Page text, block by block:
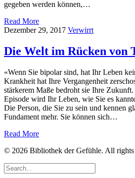
gegeben werden können,…
Read More
Dezember 29, 2017 Verwirrt
Die Welt im Rücken von
«Wenn Sie bipolar sind, hat Ihr Leben
Krankheit hat Ihre Vergangenheit
stärkerem Maße bedroht sie Ihre
Episode wird Ihr Leben, wie Sie es
Die Person, die Sie zu sein und kennen
Fundament mehr. Sie können sich…
Read More
© 2026 Bibliothek der Gefühle. All rights